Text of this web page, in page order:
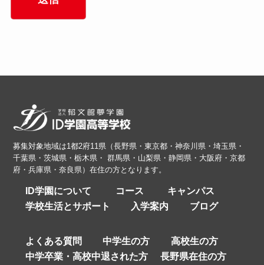
募集対象地域は1都2府11県（長野県・東京都・神奈川県・埼玉県・
千葉県・茨城県・栃木県・ 群馬県・山梨県・静岡県・大阪府・京都
府・兵庫県・奈良県）在住の方となります。
ID学園について コース
キャンパス
学校生活とサポート
入学案内 ブログ
よくある質問 中学生の方
高校生の方
中学卒業・高校中退された方
長野県在住の方